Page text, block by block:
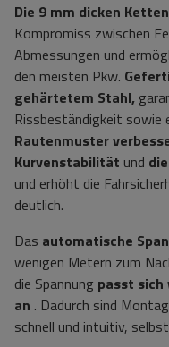
Die 9 mm dicken
Kompromiss zwischen
Abmessungen und
den meisten Pkw.
gehärtetem Stahl,
Rissbeständigkeit sowie
Rautenmuster
Kurvenstabilität und
und erhöht die
deutlich.
Das automatische
wenigen Metern zum
die Spannung passt
an . Dadurch sind
schnell und intuitiv,